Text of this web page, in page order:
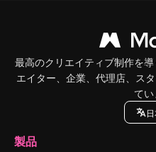
最高のクリエイティブ制作を
エイター、企業、代理店、ス
てい
製品